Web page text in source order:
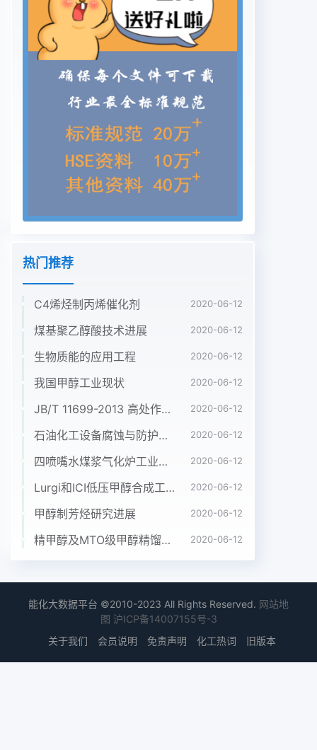
时,部分平衡实现高效制氢,实现各种农业、林业用化
的瓶颈之一。目前全球的商业用氢或全部脱离反应
器,使得化学反应平衡残余物的高效清洁能源化利用
大约有%%是从煤、石油和天然气等化不断向生成物
方向移动,打破了热力学在605℃隔绝空气条件下的
生物质石燃料制取的,这并没有从根本上摆脱平衡的
限制,得到很高的转化率。但是这次热解,气态热解产
物中包括氢、一氧对现有能源的依赖。随着技术的发
展,长些膜的高温稳定性差,尤其是把膜一般化碳、二
氧化碳、甲烷等常温下不凝结的期以来形成了多种制
氢技术,本文将介适用于80K以下的温度,高温下不能
使气体和常温下不凝结为液体的大分子烃绍各种制氢
解技术的优势与劣势等方面对各种技术进温高效重整
催化剂可以进一步提高氢气阶段,在800℃下实现裂
解产物的蒸气重行比较整,将分子量较大的重烃类组
分(焦油)裂化石燃料制氢技术二、液体原料醇类制氢
我国煤炭资源十分丰液体原料具有容易储运、加注和
携油,增加气体中的氢含量,产品气中氢气富,以煤炭为
度大和安全含量可以达到60%-70%,产生富氢气体在
一段时间内将是中国发展氢能的一条性可靠等优势,
尤其是甲醇和乙醇既可最后,针对氢纯度要求较高的
场合,采用现实之路。煤炭经过气化、一氧化碳变以
从化石燃料中获取也可以从生物质中变压吸附或膜分
离技术进行高效气体分换、酸性气体脱除、氢气提纯
得到纯氢得到不同纯度的氢气。中国神华煤制油液体
原料车载移动制氢和纯化技术,是3.超临界水中生物
质催化汽化有限公司计划于2007年建成的大型煤近
期乃至中长期最现实的燃料电池氢源制氢。在超临界
水中进行生物质的催化制氢装置能力为日产氢气
6261,氢气纯技术。甲醇制氢的方法包括水蒸气重整
热门推荐
C4烯烃制丙烯催化剂 2020-06-12
煤基聚乙醇酸技术进展 2020-06-12
生物质能的应用工程 2020-06-12
我国甲醇工业现状 2020-06-12
JB/T 11699-2013 高处作业吊篮安装、拆卸、使用技术规程 2020-06-12
石油化工设备腐蚀与防护参考书十本免费下载，绝版珍藏 2020-06-12
四喷嘴水煤浆气化炉工业应用情况简介 2020-06-12
Lurgi和ICI低压甲醇合成工艺比较 2020-06-12
甲醇制芳烃研究进展 2020-06-12
精甲醇及MTO级甲醇精馏工艺技术进展 2020-06-12
能化大数据平台 ©2010-2023 All Rights Reserved. 网站地
图 沪ICP备14007155号-3
关于我们
会员说明 免责声明 化工热词 旧版本